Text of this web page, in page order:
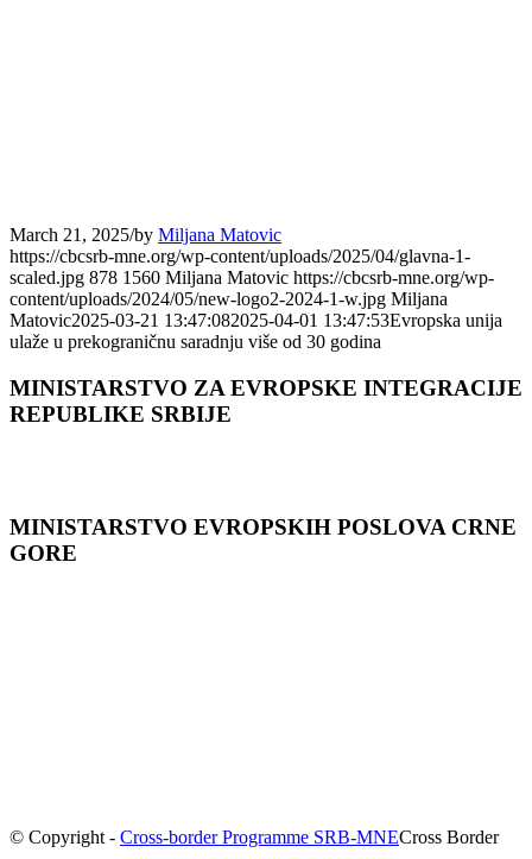
March 21, 2025/by Miljana Matovic
https://cbcsrb-mne.org/wp-content/uploads/2025/04/glavna-1-
scaled.jpg 878 1560 Miljana Matovic https://cbcsrb-mne.org/wp-
content/uploads/2024/05/new-logo2-2024-1-w.jpg Miljana
Matovic2025-03-21 13:47:082025-04-01 13:47:53Evropska unija
ulaže u prekograničnu saradnju više od 30 godina
MINISTARSTVO ZA EVROPSKE INTEGRACIJE
REPUBLIKE SRBIJE
MINISTARSTVO EVROPSKIH POSLOVA CRNЕ
GORЕ
© Copyright - Cross-border Programme SRB-MNECross Border